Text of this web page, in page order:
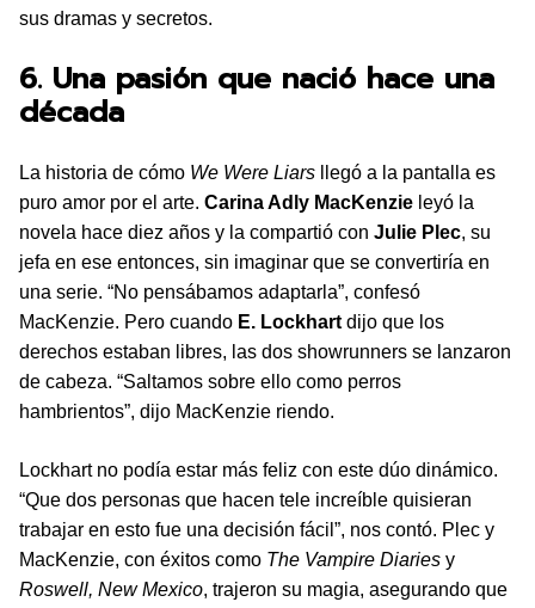
sus dramas y secretos.
6. Una pasión que nació hace una
década
La historia de cómo We Were Liars llegó a la pantalla es
puro amor por el arte. Carina Adly MacKenzie leyó la
novela hace diez años y la compartió con Julie Plec, su
jefa en ese entonces, sin imaginar que se convertiría en
una serie. “No pensábamos adaptarla”, confesó
MacKenzie. Pero cuando E. Lockhart dijo que los
derechos estaban libres, las dos showrunners se lanzaron
de cabeza. “Saltamos sobre ello como perros
hambrientos”, dijo MacKenzie riendo.
Lockhart no podía estar más feliz con este dúo dinámico.
“Que dos personas que hacen tele increíble quisieran
trabajar en esto fue una decisión fácil”, nos contó. Plec y
MacKenzie, con éxitos como The Vampire Diaries y
Roswell, New Mexico, trajeron su magia, asegurando que